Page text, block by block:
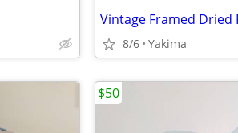
Vintage Framed Dried
8/6 Yakima
$50